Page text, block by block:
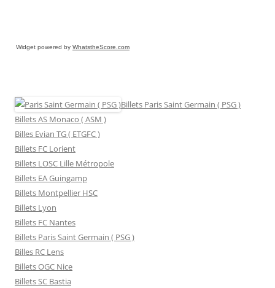
Widget powered by WhatstheScore.com
Billets Paris Saint Germain ( PSG )
Billets AS Monaco ( ASM )
Billes Evian TG ( ETGFC )
Billets FC Lorient
Billets LOSC Lille Métropole
Billets EA Guingamp
Billets Montpellier HSC
Billets Lyon
Billets FC Nantes
Billets Paris Saint Germain ( PSG )
Billes RC Lens
Billets OGC Nice
Billets SC Bastia